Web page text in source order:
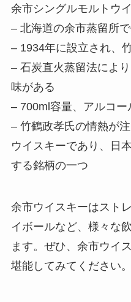
余市シングルモルトウ
– 北海道の余市蒸留所
– 1934年に設立され、
– 石炭直火蒸留法によ
味がある
– 700ml容量、アルコー
– 竹鶴政孝氏の情熱が
ウイスキーであり、日
する銘柄の一つ
余市ウイスキーはスト
イボールなど、様々な
ます。ぜひ、余市ウイ
堪能してみてください。